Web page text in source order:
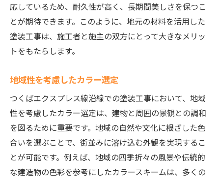
応しているため、耐久性が高く、長期間美しさを保つこ
とが期待できます。このように、地元の材料を活用した
塗装工事は、施工者と施主の双方にとって大きなメリッ
トをもたらします。
地域性を考慮したカラー選定
つくばエクスプレス線沿線での塗装工事において、地域
性を考慮したカラー選定は、建物と周囲の景観との調和
を図るために重要です。地域の自然や文化に根ざした色
合いを選ぶことで、街並みに溶け込む外観を実現するこ
とが可能です。例えば、地域の四季折々の風景や伝統的
な建造物の色彩を参考にしたカラースキームは、多くの